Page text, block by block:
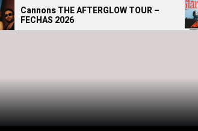
Cannons THE AFTERGLOW TOUR –
FECHAS 2026